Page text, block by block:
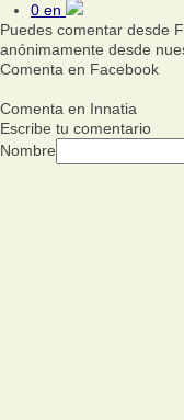
0 en
Puedes comentar desde
anónimamente desde
Comenta en Facebook
Comenta en Innatia
Escribe tu comentario
Nombre